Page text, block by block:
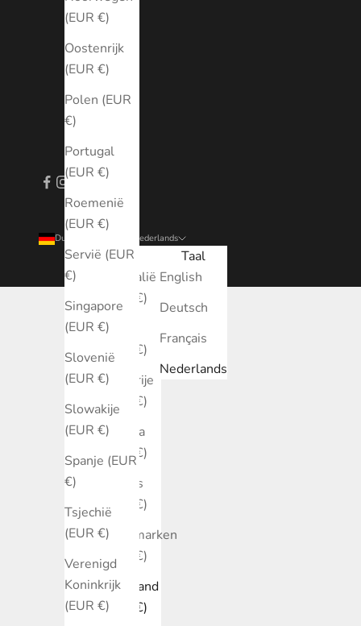
(EUR €)
Oostenrijk
(EUR €)
Polen (EUR
€)
Portugal
(EUR €)
Roemenië
(EUR €)
Servië (EUR
€)
Singapore
(EUR €)
Slovenië
(EUR €)
Slowakije
(EUR €)
Spanje (EUR
€)
Tsjechië
(EUR €)
Verenigd
Koninkrijk
(EUR €)
Duitsland (EUR €)
Land
Australië
(EUR €)
België
(EUR €)
Bulgarije
(EUR €)
Canada
(EUR €)
Cyprus
(EUR €)
Denemarken
(EUR €)
Duitsland
(EUR €)
Nederlands
Taal
English
Deutsch
Français
Nederlands